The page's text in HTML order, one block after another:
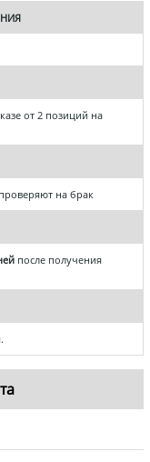
от 2 позиций на
на брак
после получения